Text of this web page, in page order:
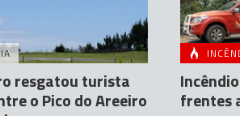
resgatou turista
o Pico do Areeiro frentes